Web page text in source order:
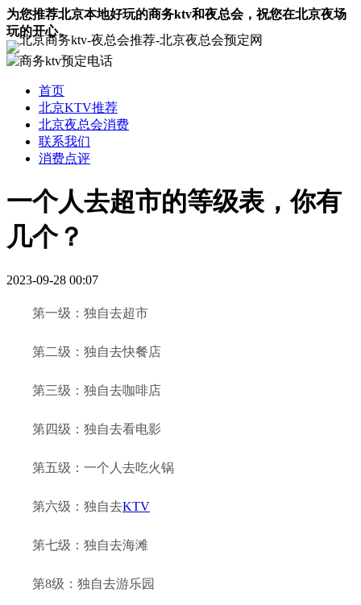
为您推荐北京本地好玩的商务ktv和夜总会，祝您在北京夜场
玩的开心。
首页
北京KTV推荐
北京夜总会消费
联系我们
消费点评
一个人去超市的等级表，你有
几个？
2023-09-28 00:07
第一级：独自去超市
第二级：独自去快餐店
第三级：独自去咖啡店
第四级：独自去看电影
第五级：一个人去吃火锅
第六级：独自去KTV
第七级：独自去海滩
第8级：独自去游乐园